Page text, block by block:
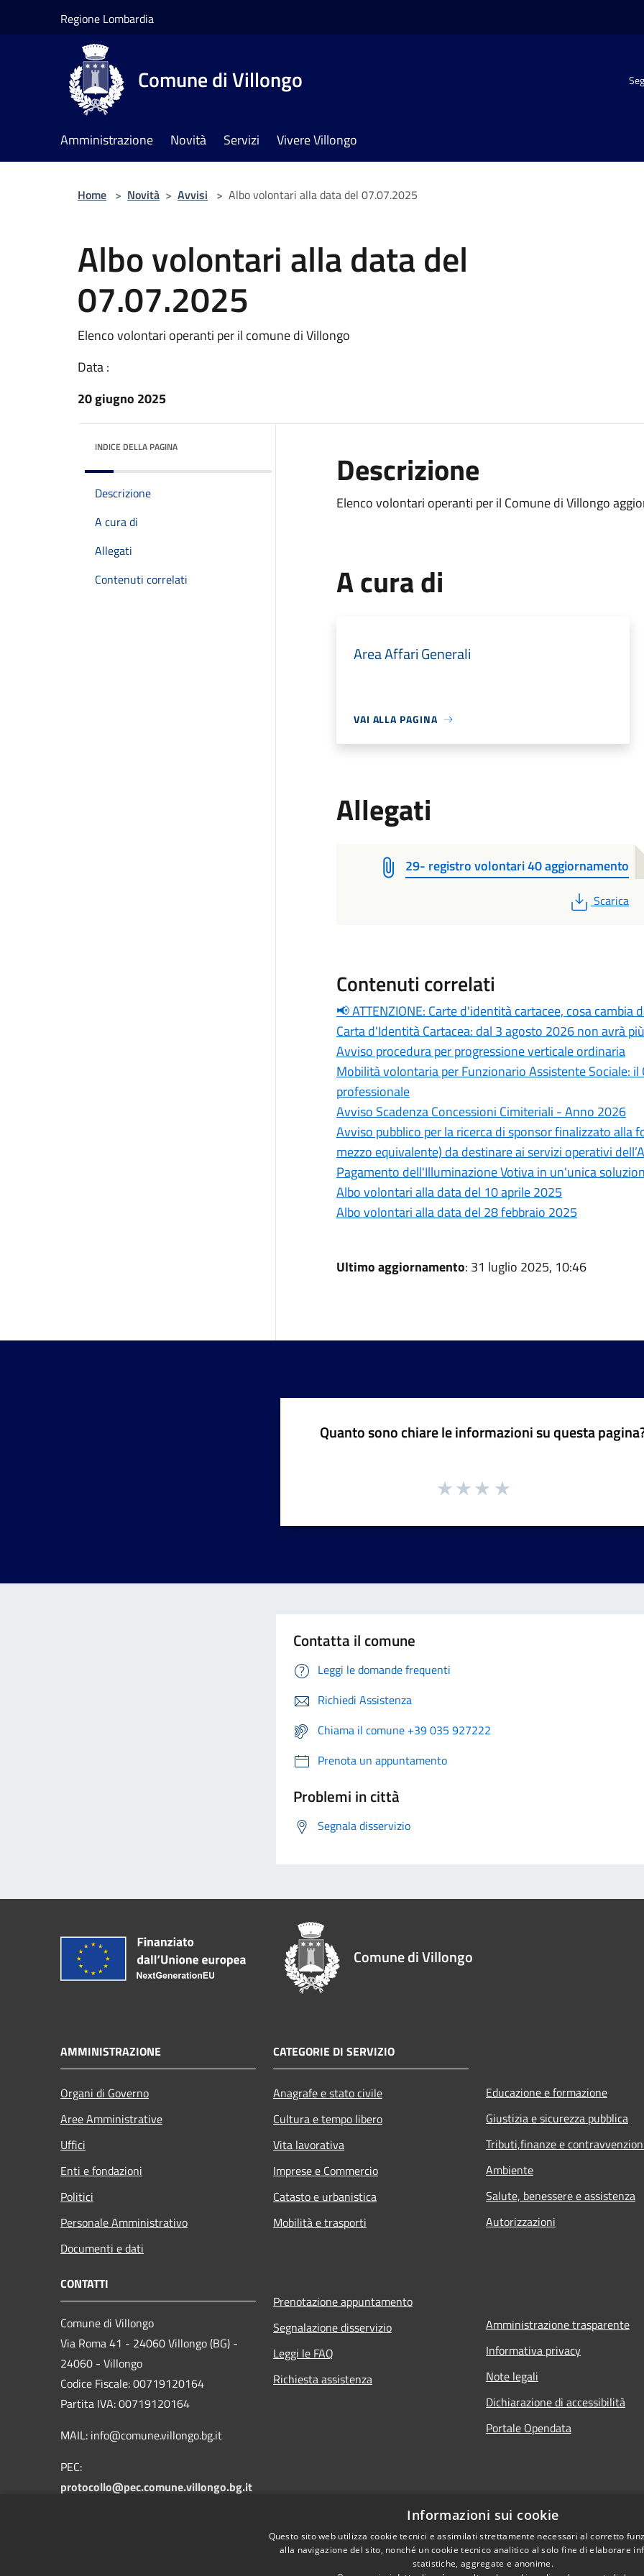
Regione Lombardia
Comune di Villongo
Amministrazione Novità Servizi Vivere Villongo
Home > Novità > Avvisi > Albo volontari alla data del 07.07.2025
Albo volontari alla data del
07.07.2025
Elenco volontari operanti per il comune di Villongo
Data :
20 giugno 2025
INDICE DELLA PAGINA
Descrizione
A cura di
Allegati
Contenuti correlati
Descrizione
Elenco volontari operanti per il Comune di Villongo
A cura di
Area Affari Generali
VAI ALLA PAGINA
Allegati
29- registro volontari 40 aggiornamento
PDF
Scarica
Contenuti correlati
📢 ATTENZIONE: Carte d'identità cartacee, cosa cambia
Carta d'Identità Cartacea: dal 3 agosto 2026 non avrà
Avviso procedura per progressione verticale ordinaria
Mobilità volontaria per Funzionario Assistente Sociale:
professionale
Avviso Scadenza Concessioni Cimiteriali - Anno 2026
Avviso pubblico per la ricerca di sponsor finalizzato alla
mezzo equivalente) da destinare ai servizi operativi
Pagamento dell'Illuminazione Votiva in un'unica
Albo volontari alla data del 10 aprile 2025
Albo volontari alla data del 28 febbraio 2025
Ultimo aggiornamento: 31 luglio 2025, 10:46
Quanto sono chiare le informazioni su questa
Contatta il comune
Leggi le domande frequenti
Richiedi Assistenza
Chiama il comune +39 035 927222
Prenota un appuntamento
Problemi in città
Segnala disservizio
Comune di Villongo
AMMINISTRAZIONE
Organi di Governo
Aree Amministrative
Uffici
Enti e fondazioni
Politici
Personale Amministrativo
Documenti e dati
CATEGORIE DI SERVIZIO
Anagrafe e stato civile
Cultura e tempo libero
Vita lavorativa
Imprese e Commercio
Catasto e urbanistica
Mobilità e trasporti
Educazione e formazione
Giustizia e sicurezza pubblica
Tributi,finanze e
Ambiente
Salute, benessere e assistenza
Autorizzazioni
CONTATTI
Comune di Villongo
Via Roma 41 - 24060 Villongo (BG) -
24060 - Villongo
Codice Fiscale: 00719120164
Partita IVA: 00719120164
MAIL: info@comune.villongo.bg.it
PEC:
protocollo@pec.comune.villongo.bg.it
Prenotazione appuntamento
Segnalazione disservizio
Leggi le FAQ
Richiesta assistenza
Amministrazione trasparente
Informativa privacy
Note legali
Dichiarazione di accessibilità
Portale Opendata
Informazioni sui cookie
Questo sito web utilizza cookie tecnici e assimilati strettamente necessari al corretto
alla navigazione del sito, nonché un cookie tecnico analitico al solo fine di elaborare
statistiche, aggregate e anonime.